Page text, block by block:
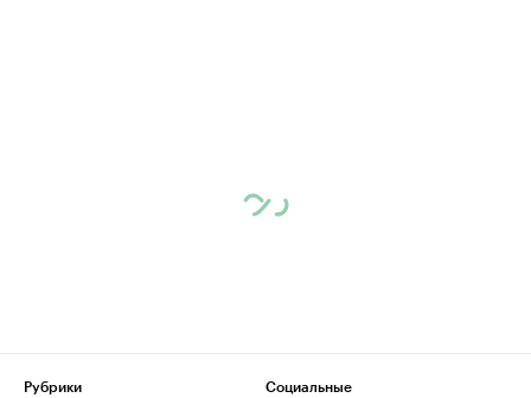
Рубрики
Социальные